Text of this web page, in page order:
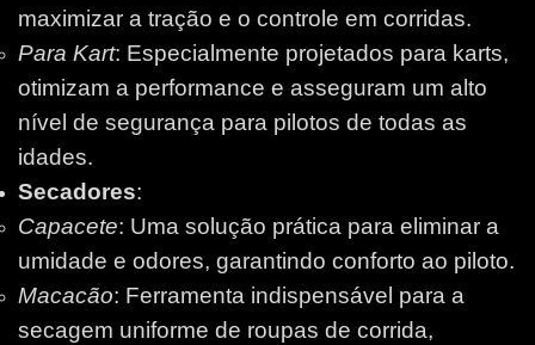
maximizar a tração e o controle em corridas.
Para Kart: Especialmente projetados para karts,
otimizam a performance e asseguram um alto
nível de segurança para pilotos de todas as
idades.
Secadores:
Capacete: Uma solução prática para eliminar a
umidade e odores, garantindo conforto ao piloto.
Macacão: Ferramenta indispensável para a
secagem uniforme de roupas de corrida,